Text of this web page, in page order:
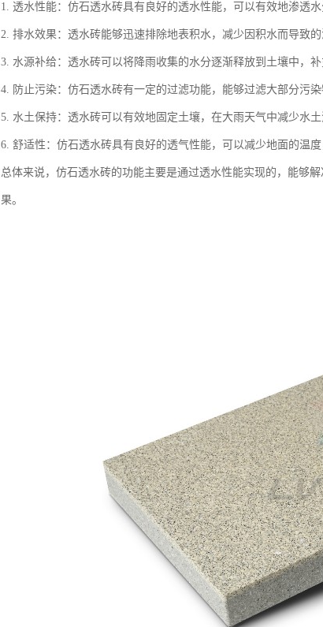
1. 透水性能：仿石透水砖具有良好的透水性能，可以有效地渗透
2. 排水效果：透水砖能够迅速排除地表积水，减少因积水而导致的
3. 水源补给：透水砖可以将降雨收集的水分逐渐释放到土壤中，
4. 防止污染：仿石透水砖有一定的过滤功能，能够过滤大部分污
5. 水土保持：透水砖可以有效地固定土壤，在大雨天气中减少水土
6. 舒适性：仿石透水砖具有良好的透气性能，可以减少地面的温度
总体来说，仿石透水砖的功能主要是通过透水性能实现的，能够
果。